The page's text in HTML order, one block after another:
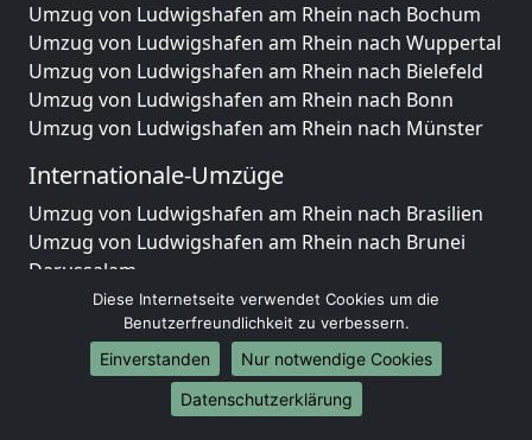
Umzug von Ludwigshafen am Rhein nach Bochum
Umzug von Ludwigshafen am Rhein nach Wuppertal
Umzug von Ludwigshafen am Rhein nach Bielefeld
Umzug von Ludwigshafen am Rhein nach Bonn
Umzug von Ludwigshafen am Rhein nach Münster
Internationale-Umzüge
Umzug von Ludwigshafen am Rhein nach Brasilien
Umzug von Ludwigshafen am Rhein nach Brunei
Darussalam
Umzug von Ludwigshafen am Rhein nach Burkina
Umzug von Ludwigshafen am Rhein nach Burundi
Umzug von Ludwigshafen am Rhein nach Chile
Umzug von Ludwigshafen am Rhein nach China
Diese Internetseite verwendet Cookies um die
Benutzerfreundlichkeit zu verbessern.
Einverstanden
Nur notwendige Cookies
Datenschutzerklärung